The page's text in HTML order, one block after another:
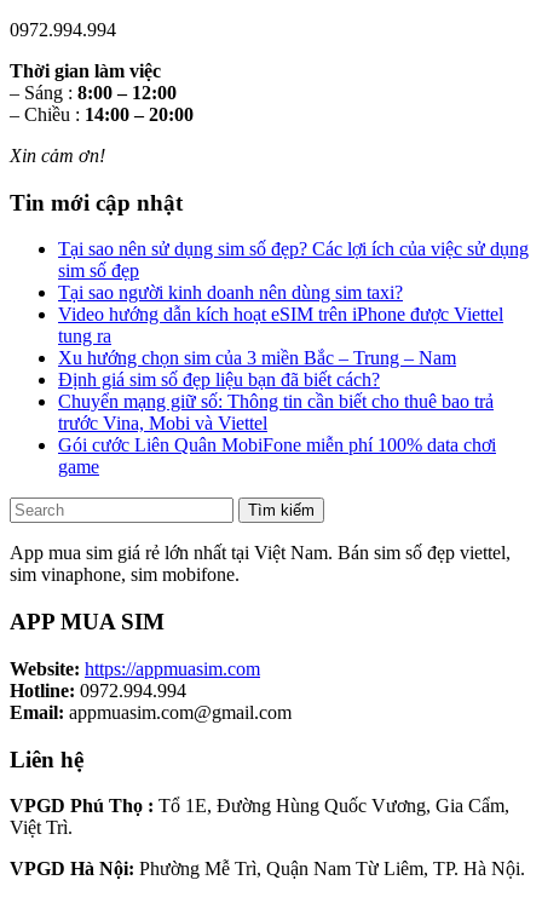
0972.994.994
Thời gian làm việc
– Sáng : 8:00 – 12:00
– Chiều : 14:00 – 20:00
Xin cảm ơn!
Tin mới cập nhật
Tại sao nên sử dụng sim số đẹp? Các lợi ích của việc sử dụng
sim số đẹp
Tại sao người kinh doanh nên dùng sim taxi?
Video hướng dẫn kích hoạt eSIM trên iPhone được Viettel
tung ra
Xu hướng chọn sim của 3 miền Bắc – Trung – Nam
Định giá sim số đẹp liệu bạn đã biết cách?
Chuyển mạng giữ số: Thông tin cần biết cho thuê bao trả
trước Vina, Mobi và Viettel
Gói cước Liên Quân MobiFone miễn phí 100% data chơi
game
Tìm kiếm
App mua sim giá rẻ lớn nhất tại Việt Nam. Bán sim số đẹp viettel,
sim vinaphone, sim mobifone.
APP MUA SIM
Website: https://appmuasim.com
Hotline: 0972.994.994
Email: appmuasim.com@gmail.com
Liên hệ
VPGD Phú Thọ : Tổ 1E, Đường Hùng Quốc Vương, Gia Cẩm,
Việt Trì.
VPGD Hà Nội: Phường Mễ Trì, Quận Nam Từ Liêm, TP. Hà Nội.